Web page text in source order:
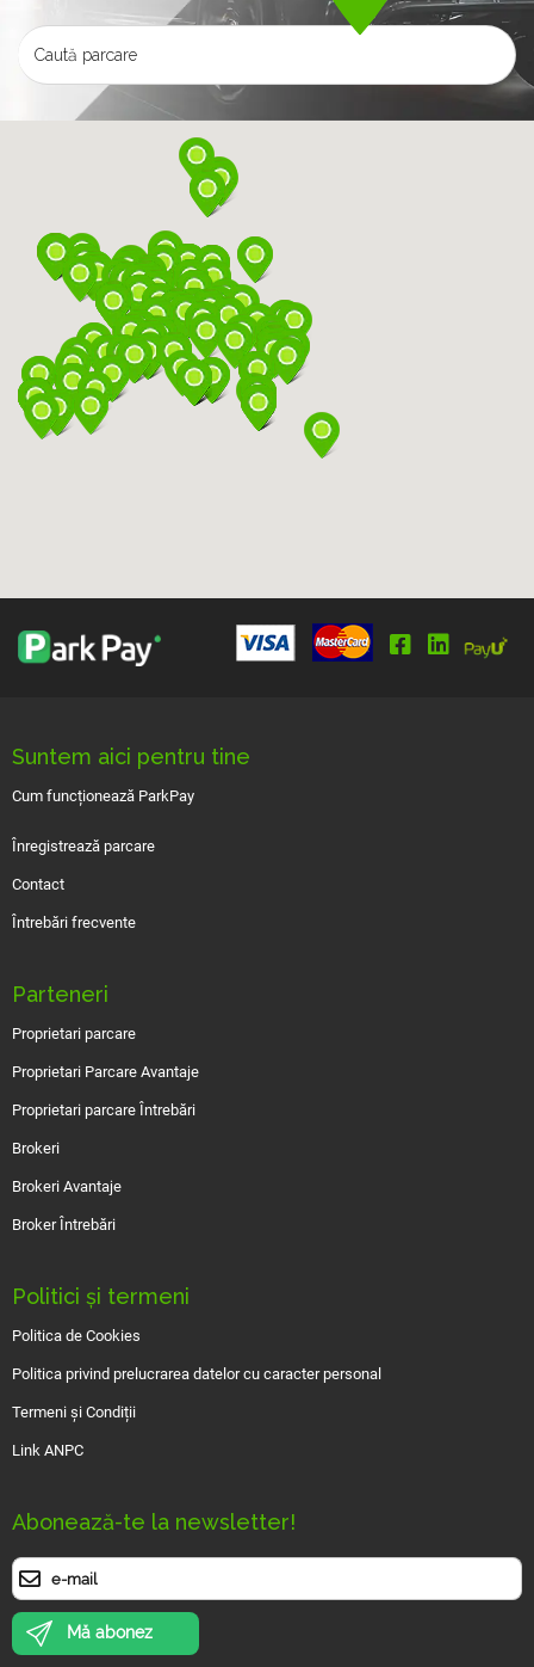
Suntem aici pentru tine
Cum funcționează ParkPay
Înregistrează parcare
Contact
Întrebări frecvente
Parteneri
Proprietari parcare
Proprietari Parcare Avantaje
Proprietari parcare Întrebări
Brokeri
Brokeri Avantaje
Broker Întrebări
Politici și termeni
Politica de Cookies
Politica privind prelucrarea datelor cu caracter personal
Termeni și Condiții
Link ANPC
Abonează-te la newsletter!
Mă abonez